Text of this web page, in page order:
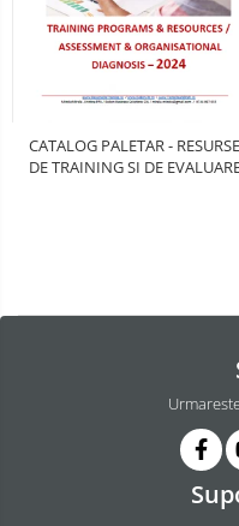
CATALOG PALETAR - RESURSE
DE TRAINING SI DE